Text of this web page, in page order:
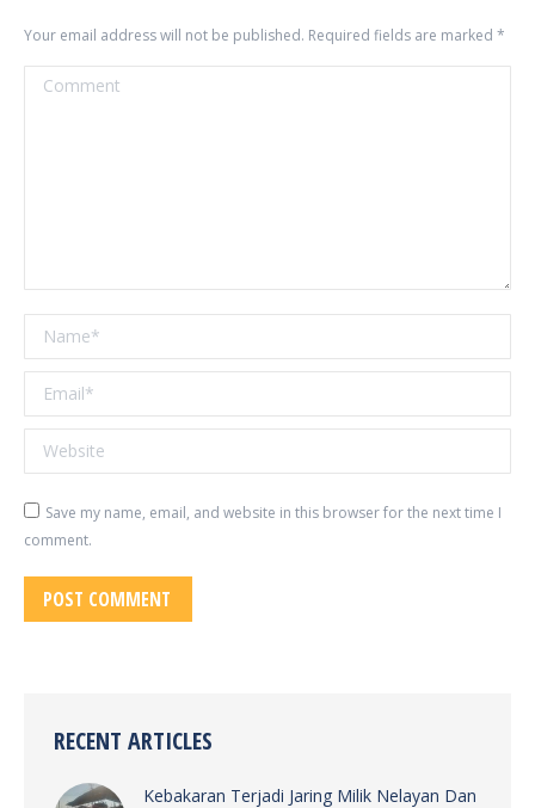
Your email address will not be published. Required fields are marked *
Comment
Name *
Email *
Website
Save my name, email, and website in this browser for the next time I
comment.
POST COMMENT
RECENT ARTICLES
Kebakaran Terjadi Jaring Milik Nelayan Dan